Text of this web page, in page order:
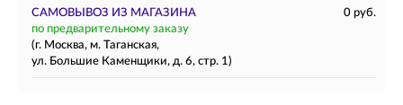
САМОВЫВОЗ ИЗ МАГАЗИНА
0 руб.
по предварительному заказу
(г. Москва, м. Таганская,
ул. Большие Каменщики, д. 6, стр. 1)